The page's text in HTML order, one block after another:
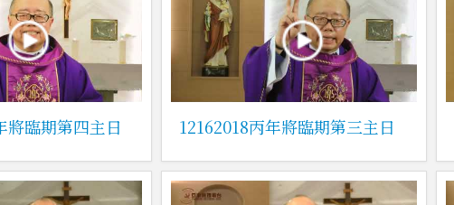
將臨期第四主日 12162018丙年將臨期第三主日